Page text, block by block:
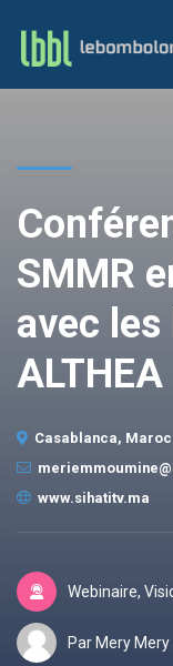
SMMR
avec
ALTHEA
Casablanca, Maroc
www.sihatitv.ma
Webinaire,
Par Mery Mery